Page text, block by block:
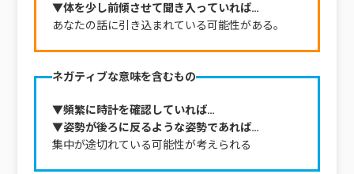
▼体を少し前傾させて聞き入っていれば…
あなたの話に引き込まれている可能性がある。
ネガティブな意味を含むもの
▼頻繁に時計を確認していれば…
▼姿勢が後ろに反るような姿勢であれば…
集中が途切れている可能性が考えられる